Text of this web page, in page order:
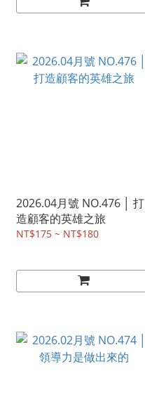
2026.04月號 NO.476 │ 打
造顧客的英雄之旅
NT$175 ~ NT$180